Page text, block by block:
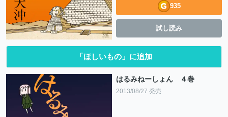
935
試し読み
「ほしいもの」に追加
はるみねーしょん ４巻
2013/08/27 発売